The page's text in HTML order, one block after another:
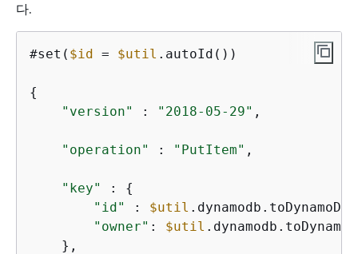
다.
#set( $id = $util .autoId())
{
"version"
: "2018-05-29" ,
"operation" : "PutItem" ,
"key" : {
"id"
: $util
"owner" : $util
    },